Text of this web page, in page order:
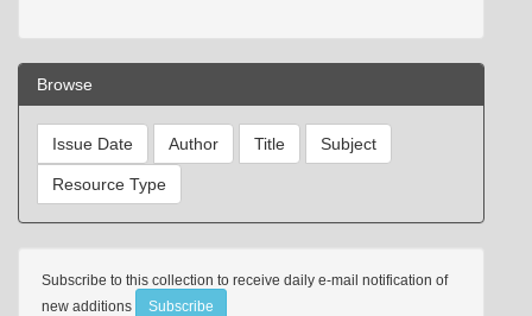
Browse
Subscribe to this collection to receive daily e-mail notification of
new additions